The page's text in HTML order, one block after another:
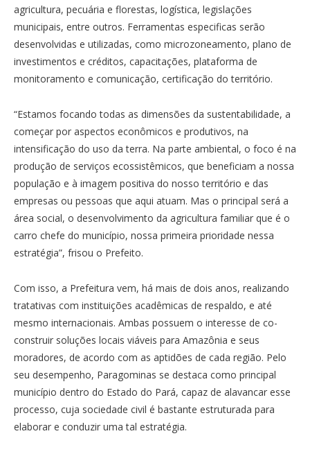
agricultura, pecuária e florestas, logística, legislações
municipais, entre outros. Ferramentas especificas serão
desenvolvidas e utilizadas, como microzoneamento, plano de
investimentos e créditos, capacitações, plataforma de
monitoramento e comunicação, certificação do território.
“Estamos focando todas as dimensões da sustentabilidade, a
começar por aspectos econômicos e produtivos, na
intensificação do uso da terra. Na parte ambiental, o foco é na
produção de serviços ecossistêmicos, que beneficiam a nossa
população e à imagem positiva do nosso território e das
empresas ou pessoas que aqui atuam. Mas o principal será a
área social, o desenvolvimento da agricultura familiar que é o
carro chefe do município, nossa primeira prioridade nessa
estratégia”, frisou o Prefeito.
Com isso, a Prefeitura vem, há mais de dois anos, realizando
tratativas com instituições acadêmicas de respaldo, e até
mesmo internacionais. Ambas possuem o interesse de co-
construir soluções locais viáveis para Amazônia e seus
moradores, de acordo com as aptidões de cada região. Pelo
seu desempenho, Paragominas se destaca como principal
município dentro do Estado do Pará, capaz de alavancar esse
processo, cuja sociedade civil é bastante estruturada para
elaborar e conduzir uma tal estratégia.